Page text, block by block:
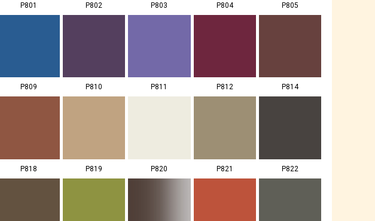
P801 P802 P803 P804 P805
P809 P810 P811 P812 P814
P818 P819 P820 P821 P822